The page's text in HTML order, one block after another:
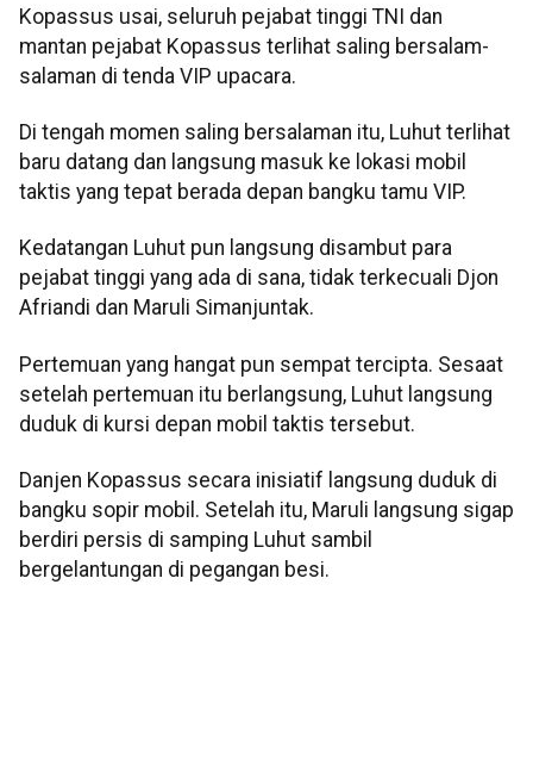
Kopassus usai, seluruh pejabat tinggi TNI dan
mantan pejabat Kopassus terlihat saling bersalam-
salaman di tenda VIP upacara.
Di tengah momen saling bersalaman itu, Luhut terlihat
baru datang dan langsung masuk ke lokasi mobil
taktis yang tepat berada depan bangku tamu VIP.
Kedatangan Luhut pun langsung disambut para
pejabat tinggi yang ada di sana, tidak terkecuali Djon
Afriandi dan Maruli Simanjuntak.
Pertemuan yang hangat pun sempat tercipta. Sesaat
setelah pertemuan itu berlangsung, Luhut langsung
duduk di kursi depan mobil taktis tersebut.
Danjen Kopassus secara inisiatif langsung duduk di
bangku sopir mobil. Setelah itu, Maruli langsung sigap
berdiri persis di samping Luhut sambil
bergelantungan di pegangan besi.